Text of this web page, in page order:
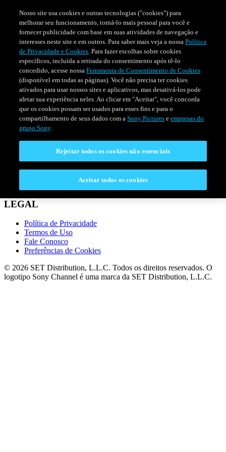
SÉRIESPROGRAMAÇÃO
CONECTAR
Perguntas Frequentes
LEGAL
Política de Privacidade
Termos de Uso
Fale Conosco
Preferências de Cookies
© 2026 SET Distribution, L.L.C. Todos os direitos reservados. O
logotipo Sony Channel é uma marca da SET Distribution, L.L.C.
Nosso site usa cookies e outras tecnologias ("cookies") para
melhorar seu funcionamento, torná-lo mais pessoal para você e
fornecer publicidade com base em suas atividades de navegação e
interesses neste site e em outros. Para saber mais veja a nossaPolítica
de Privacidade e Cookies. Para fazer escolhas sobre cookies
específicos, incluída a retirada do consentimento após tê-lo
concedido, acesse nossaFerramenta de Consentimento de Cookies
(disponível em todas as páginas). Você não precisa ter cookies
ativados para usar nossos sites e aplicativos, mas desativá-los pode
afetar sua experiência neles. Ao clicar em "Aceitar", você concorda
que os cookies possam ser usados para esses fins e para o
compartilhamento de seus dados com aSony Pictures eempresas do
grupo Sony.
Rejeitar todos os cookies não essenciais
Aceitar todos os cookies